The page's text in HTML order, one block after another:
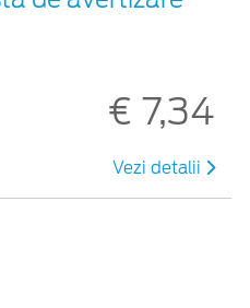
€ 7,34
Vezi detalii